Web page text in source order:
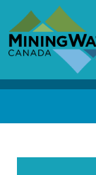
main
content